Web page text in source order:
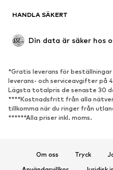
Nytt
Boots & stövlar
Lågskor
SPORT
Sportkläder
Sportskor
ACCESSOARER
HANDLA SÄKERT
Din data är säker hos
*Gratis leverans för
leverans- och serviceavgifter på
Lägsta totalpris de senaste 30
****Kostnadsfritt från alla
tillkomma när du ringer från
******Alla priser inkl. moms.
Om oss Tryck